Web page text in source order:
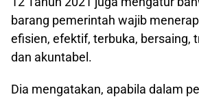
barang pemerintah wajib
efisien, efektif, terbuka, bersaing,
dan akuntabel.
Dia mengatakan, apabila dalam